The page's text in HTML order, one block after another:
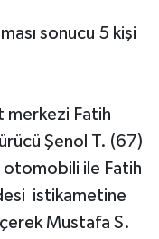
sonucu 5 kişi
merkezi Fatih
Şenol T. (67)
ile Fatih
istikametine
Mustafa S.